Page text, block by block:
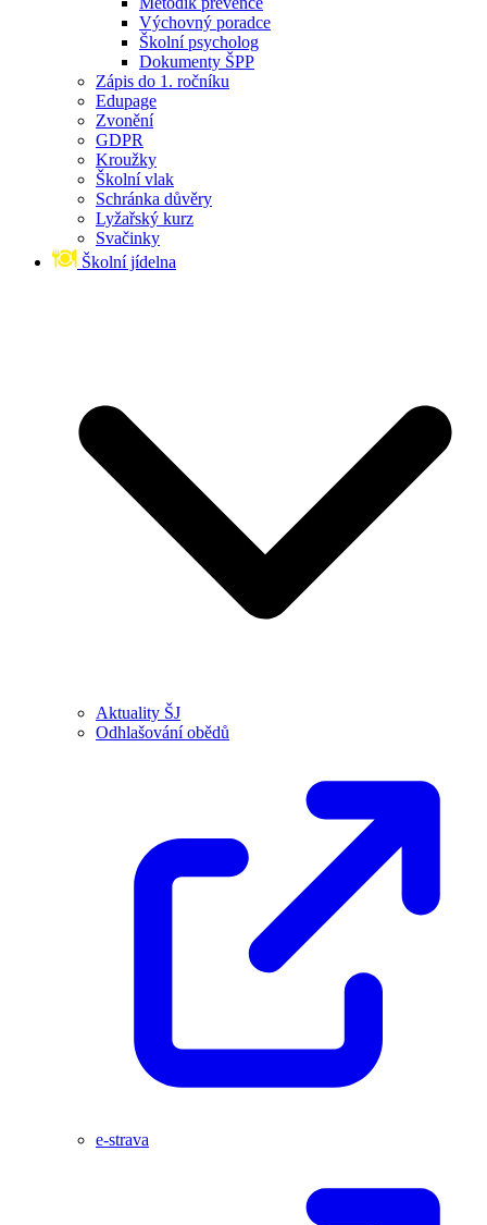
Výchovný poradce
Školní psycholog
Dokumenty ŠPP
Zápis do 1. ročníku
Edupage
Zvonění
GDPR
Kroužky
Školní vlak
Schránka důvěry
Lyžařský kurz
Svačinky
Školní jídelna
Aktuality ŠJ
Odhlašování obědů
e-strava